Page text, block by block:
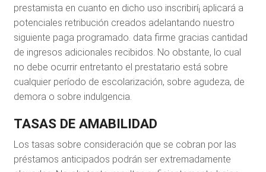
prestamista en cuanto en dicho uso inscribirí¡ aplicará a
potenciales retribución creados adelantando nuestro
siguiente paga programado. data firme gracias cantidad
de ingresos adicionales recibidos. No obstante, lo cual
no debe ocurrir entretanto el prestatario está sobre
cualquier período de escolarización, sobre agudeza, de
demora o sobre indulgencia.
TASAS DE AMABILIDAD
Los tasas sobre consideración que se cobran por las
préstamos anticipados podrán ser extremadamente